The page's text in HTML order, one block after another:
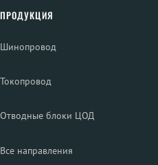
ПРОДУКЦИЯ
Шинопровод
Токопровод
Отводные блоки ЦОД
Все направления